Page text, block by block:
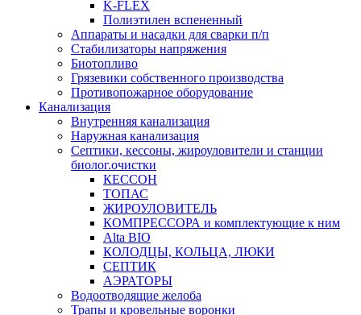
K-FLEX
Полиэтилен вспененный
Аппараты и насадки для сварки п/п
Стабилизаторы напряжения
Биотопливо
Грязевики собственного производства
Противопожарное оборудование
Канализация
Внутренняя канализация
Наружная канализация
Септики, кессоны, жироуловители и станции
биолог.очистки
КЕССОН
ТОПАС
ЖИРОУЛОВИТЕЛЬ
КОМПРЕССОРА и комплектующие к ним
Alta BIO
КОЛОДЦЫ, КОЛЬЦА, ЛЮКИ
СЕПТИК
АЭРАТОРЫ
Водоотводящие желоба
Трапы и кровельные воронки